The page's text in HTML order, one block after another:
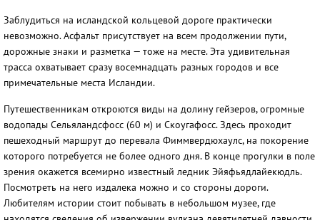
Заблудиться на исландской кольцевой дороге практически
невозможно. Асфальт присутствует на всем продолжении пути,
дорожные знаки и разметка — тоже на месте. Эта удивительная
трасса охватывает сразу восемнадцать разных городов и все
примечательные места Исландии.
Путешественникам откроются виды на долину гейзеров, огромные
водопады Сельяландсфосс (60 м) и Скоугафосс. Здесь проходит
пешеходный маршрут до перевала Фиммвердюхаулс, на покорение
которого потребуется не более одного дня. В конце прогулки в поле
зрения окажется всемирно известный ледник Эйяфьядлайекюдль.
Посмотреть на него издалека можно и со стороны дороги.
Любителям истории стоит побывать в небольшом музее, где